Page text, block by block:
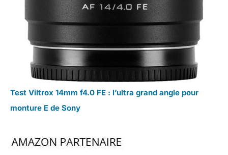
Test Viltrox 14mm f4.0 FE : l’ultra grand angle pour
monture E de Sony